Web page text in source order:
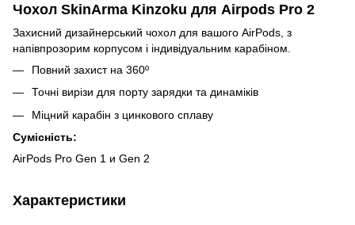
Чохол SkinArma Kinzoku для Airpods Pro 2
Захисний дизайнерський чохол для вашого AirPods, з
напівпрозорим корпусом і індивідуальним карабіном.
Повний захист на 360º
Точні вирізи для порту зарядки та динаміків
Міцний карабін з цинкового сплаву
Сумісність:
AirPods Pro Gen 1 и Gen 2
Характеристики